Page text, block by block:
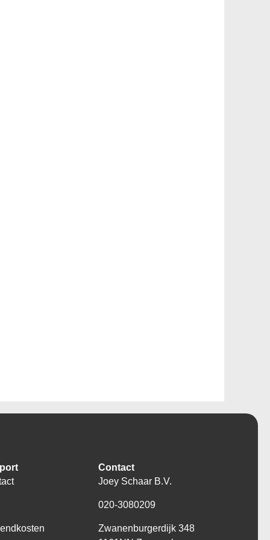
Contact
Joey Schaar B.V.
020-3080209
Zwanenburgerdijk 348